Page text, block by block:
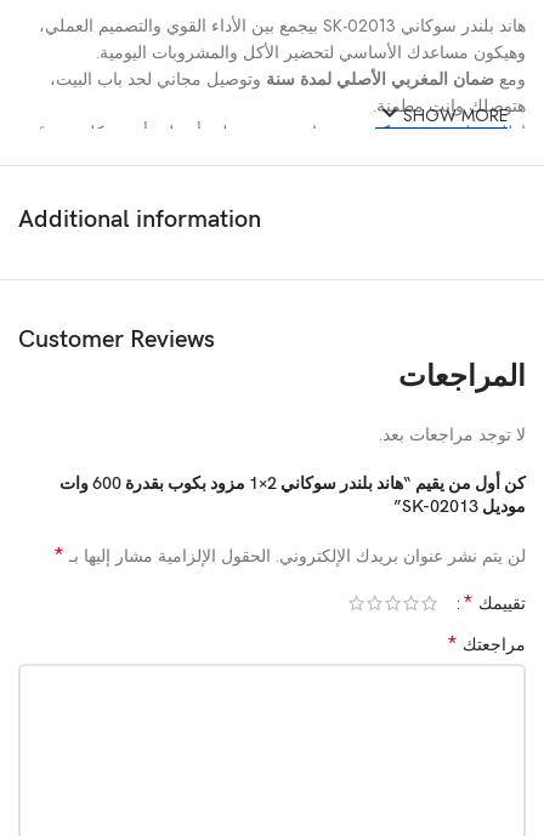
هاند بلندر سوكاني SK-02013 بيجمع بين الأداء القوي والتصميم العملي،
وهيكون مساعدك الأساسي لتحضير الأكل والمشروبات اليومية.
ومعضمان المغربي الأصلي لمدة سنة وتوصيل مجاني لحد باب البيت،
هتوصلك وإنتِ مطمنة.
اطلبيه دلوقتي منتكة ستور
واستمتعي بمطبخ أسهل وأسرع كل يوم 🥤
SHOW MORE
Additional information
Customer Reviews
المراجعات
لا توجد مراجعات بعد.
كن أول من يقيم “هاند بلندر سوكاني 2×1 مزود بكوب بقدرة 600 وات
موديل SK-02013”
لن يتم نشر عنوان بريدك الإلكتروني. الحقول الإلزامية مشار إليها بـ *
تقييمك *
مراجعتك *